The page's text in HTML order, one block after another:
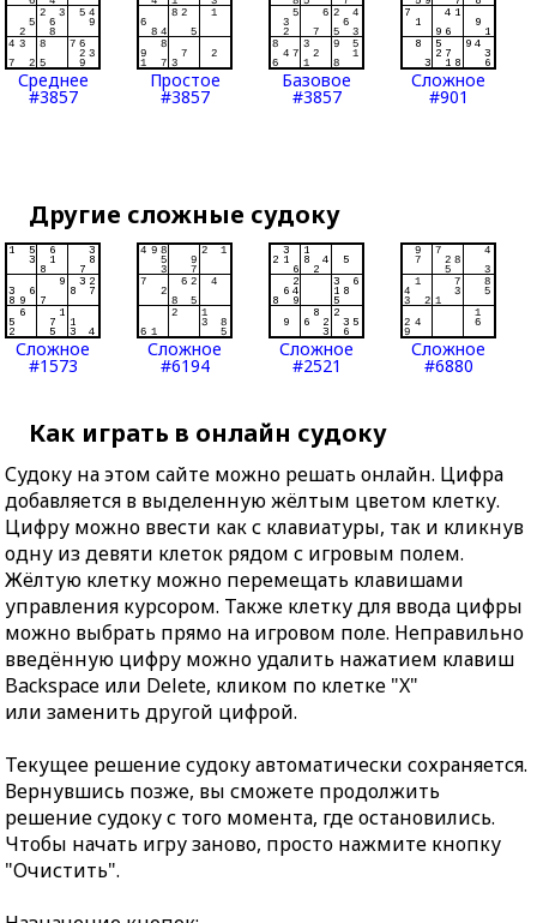
Среднее
#3857
Простое
#3857
Базовое
#3857
Сложное
#901
Другие сложные судоку
Сложное
#1573
Сложное
#6194
Сложное
#2521
Сложное
#6880
Как играть в онлайн судоку
Судоку на этом сайте можно решать онлайн. Цифра
добавляется в выделенную жёлтым цветом клетку.
Цифру можно ввести как с клавиатуры, так и кликнув
одну из девяти клеток рядом с игровым полем.
Жёлтую клетку можно перемещать клавишами
управления курсором. Также клетку для ввода цифры
можно выбрать прямо на игровом поле. Неправильно
введённую цифру можно удалить нажатием клавиш
Backspace или Delete, кликом по клетке "X"
или заменить другой цифрой.
Текущее решение судоку автоматически сохраняется.
Вернувшись позже, вы сможете продолжить
решение судоку с того момента, где остановились.
Чтобы начать игру заново, просто нажмите кнопку
"Очистить".